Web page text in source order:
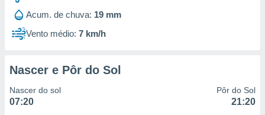
Acum. de chuva: 19 mm
Vento médio: 7 km/h
Nascer e Pôr do Sol
Nascer do sol
07:20
Pôr do Sol
21:20